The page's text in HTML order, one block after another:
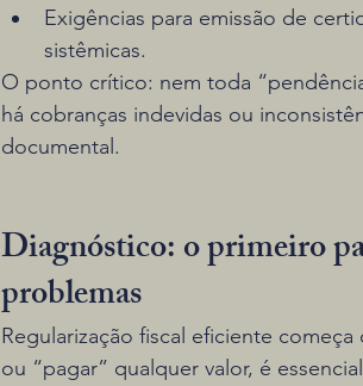
Exigências para emissão de
sistêmicas.
O ponto crítico: nem toda
há cobranças indevidas ou
documental.
Diagnóstico: o primeiro
problemas
Regularização fiscal eficiente
ou “pagar” qualquer valor, é